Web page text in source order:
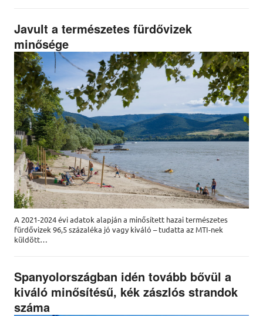
Javult a természetes fürdővizek
minősége
A 2021-2024 évi adatok alapján a minősített hazai természetes
fürdővizek 96,5 százaléka jó vagy kiváló – tudatta az MTI-nek
küldött…
Spanyolországban idén tovább bővül a
kiváló minősítésű, kék zászlós strandok
száma